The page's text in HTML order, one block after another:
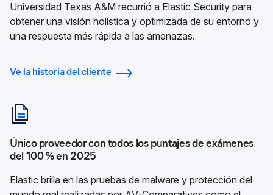
Universidad Texas A&M recurrió a Elastic Security para
obtener una visión holística y optimizada de su entorno y
una respuesta más rápida a las amenazas.
Ve la historia del cliente
Único proveedor con todos los puntajes de exámenes
del 100 % en 2025
Elastic brilla en las pruebas de malware y protección del